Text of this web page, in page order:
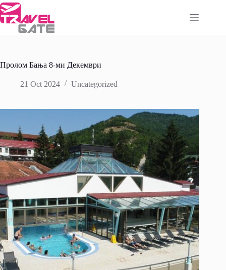
Skip
to
content
Пролом Бања 8-ми Декември
21 Oct 2024 Uncategorized